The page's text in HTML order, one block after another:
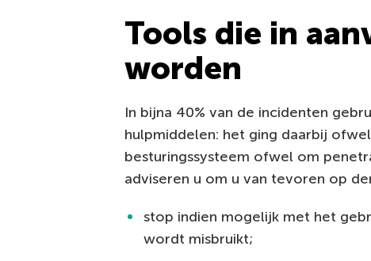
Tools die in
worden
In bijna 40% van de incidenten
hulpmiddelen: het ging daarbij
besturingssysteem ofwel om
adviseren u om u van tevoren op
stop indien mogelijk met het
wordt misbruikt;